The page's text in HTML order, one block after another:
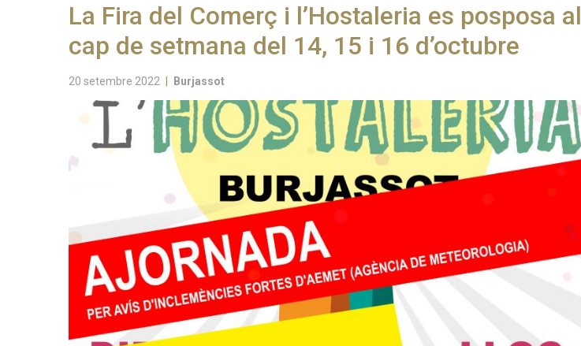
La Fira del Comerç i l’Hostaleria es posposa al
cap de setmana del 14, 15 i 16 d’octubre
20 setembre 2022 Burjassot